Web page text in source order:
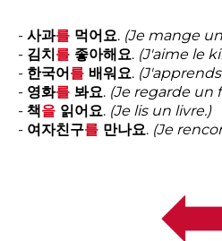
- 사과를 먹어요. (Je mange
- 김치 를 좋아해요. (J'aime le
- 한국어 를 배워요.
- 영화를 봐요. (Je regarde un
- 책을 읽어요. (Je lis un livre.)
- 여자친구를 만나요. (Je